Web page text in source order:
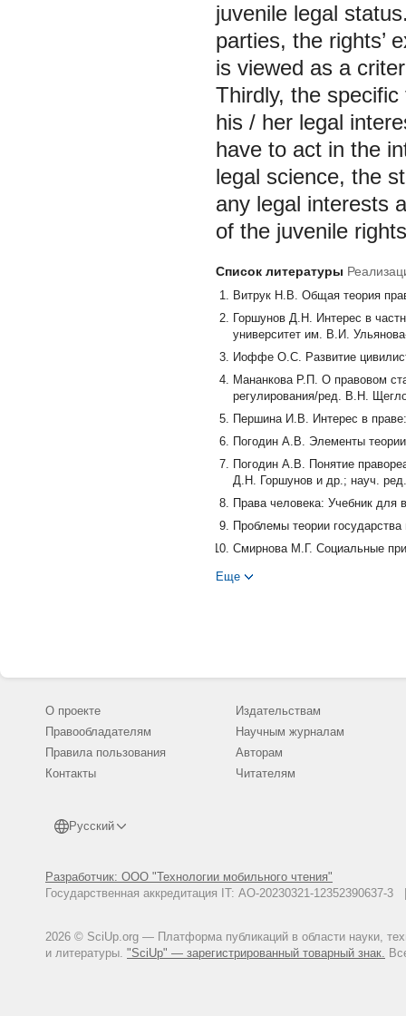
juvenile legal
parties, the rights’
is viewed as a
Thirdly, the
his / her legal
have to act in the
legal science, the
any legal interests
of the juvenile
Список литературы
Витрук Н.В. Общая теория
Горшунов Д.Н. Интерес в
университет им. В.И.
Иоффе О.С. Развитие
Мананкова Р.П. О правовом
регулирования/ред. В.Н.
Першина И.В. Интерес в
Погодин А.В. Элементы
Погодин А.В. Понятие
Д.Н. Горшунов и др.; науч.
Права человека: Учебник
Проблемы теории
Смирнова М.Г. Социальные
Субочев В.В. Теория
Еще
О проекте
Правообладателям
Правила пользования
Контакты
Русский
Разработчик: ООО "Технологии мобильного чтения"
Государственная аккредитация IT: АО-20230321-
2026 © SciUp.org — Платформа публикаций в области науки,
и литературы. "SciUp" — зарегистрированный товарный знак.
Издательствам
Научным журналам
Авторам
Читателям